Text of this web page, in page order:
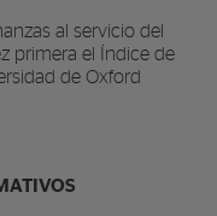
al servicio del
primera el Índice de
de Oxford